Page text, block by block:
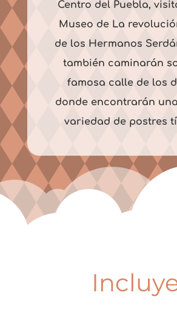
Centro del Puebla,
Museo de La
de los Hermanos
también caminarán
famosa calle de los
donde encontrarán
variedad de postres